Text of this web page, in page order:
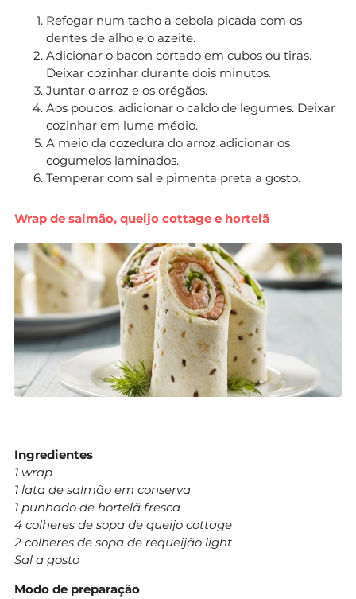
Refogar num tacho a cebola picada com os
dentes de alho e o azeite.
Adicionar o bacon cortado em cubos ou tiras.
Deixar cozinhar durante dois minutos.
Juntar o arroz e os orégãos.
Aos poucos, adicionar o caldo de legumes. Deixar
cozinhar em lume médio.
A meio da cozedura do arroz adicionar os
cogumelos laminados.
Temperar com sal e pimenta preta a gosto.
Wrap de salmão, queijo cottage e hortelã
Ingredientes
1 wrap
1 lata de salmão em conserva
1 punhado de hortelã fresca
4 colheres de sopa de queijo cottage
2 colheres de sopa de requeijão light
Sal a gosto
Modo de preparação